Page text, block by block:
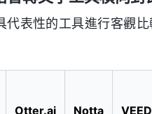
代表性的工具進行客觀比
Otter.ai Notta